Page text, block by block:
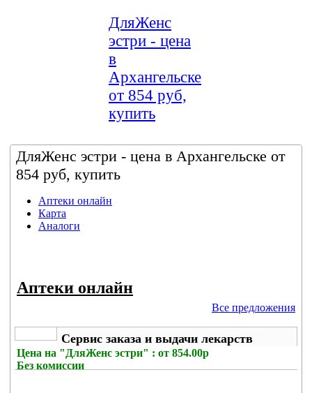
ДляЖенс
эстри - цена
в
Архангельске
от 854 руб,
купить
ДляЖенс эстри - цена в Архангельске от
854 руб, купить
Аптеки онлайн
Карта
Аналоги
Аптеки онлайн
Все предложения
Сервис заказа и выдачи лекарств
Цена на "ДляЖенс эстри" : от 854.00р
Без комиссии